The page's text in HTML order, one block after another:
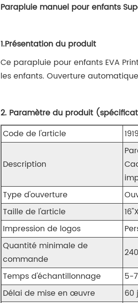
Parapluie manuel pour enfants
1.Présentation du produit
Ce parapluie pour enfants EVA
les enfants. Ouverture
2. Paramètre du produit
Code de l'article
1919
Description
Type d'ouverture
Taille de l'article
Impression de logos
Quantité minimale de
commande
Temps d'échantillonnage
5-
Délai de mise en œuvre
60